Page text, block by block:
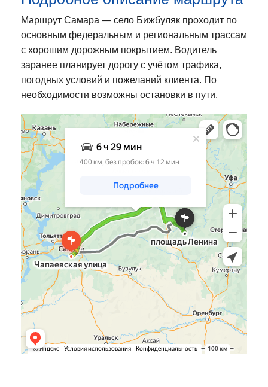
Маршрут Самара — село Бижбуляк проходит по
основным федеральным и региональным трассам
с хорошим дорожным покрытием. Водитель
заранее планирует дорогу с учётом трафика,
погодных условий и пожеланий клиента. По
необходимости возможны остановки в пути.